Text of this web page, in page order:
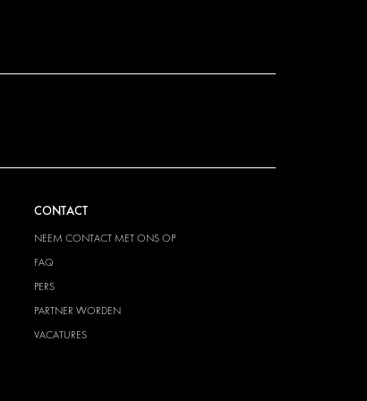
CONTACT
NEEM CONTACT MET ONS OP
FAQ
PERS
PARTNER WORDEN
VACATURES